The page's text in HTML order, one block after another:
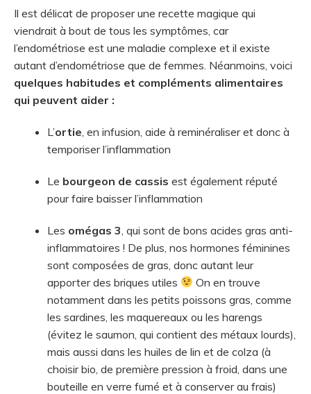
Il est délicat de proposer une recette magique qui
viendrait à bout de tous les symptômes, car
l’endométriose est une maladie complexe et il existe
autant d’endométriose que de femmes. Néanmoins, voici
quelques habitudes et compléments alimentaires
qui peuvent aider :
L’ortie, en infusion, aide à reminéraliser et donc à
temporiser l’inflammation
Le bourgeon de cassis est également réputé
pour faire baisser l’inflammation
Les omégas 3 , qui sont de bons acides gras anti-
inflammatoires ! De plus, nos hormones féminines
sont composées de gras, donc autant leur
apporter des briques utiles
On en trouve
notamment dans les petits poissons gras, comme
les sardines, les maquereaux ou les harengs
(évitez le saumon, qui contient des métaux lourds),
mais aussi dans les huiles de lin et de colza (à
choisir bio, de première pression à froid, dans une
bouteille en verre fumé et à conserver au frais)